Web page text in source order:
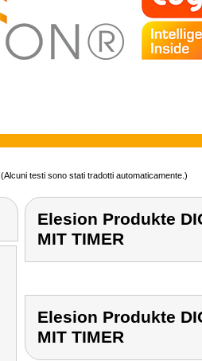
(Alcuni testi sono stati tradotti automaticamente.)
Elesion Produkte
MIT TIMER
Elesion Produkte
MIT TIMER